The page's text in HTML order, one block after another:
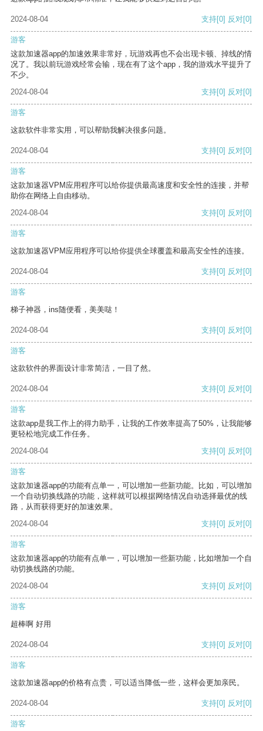
2024-08-04 支持[0] 反对[0]
游客
这款加速器app的加速效果非常好，玩游戏再也不会出现卡顿、掉线的情
况了。我以前玩游戏经常会输，现在有了这个app，我的游戏水平提升了
不少。
2024-08-04
支持[0] 反对[0]
游客
这款软件非常实用，可以帮助我解决很多问题。
2024-08-04 支持[0] 反对[0]
游客
这款加速器VPM应用程序可以给你提供最高速度和安全性的连接，并帮
助你在网络上自由移动。
2024-08-04
支持[0] 反对[0]
游客
这款加速器VPM应用程序可以给你提供全球覆盖和最高安全性的连接。
2024-08-04 支持[0] 反对[0]
游客
梯子神器，ins随便看，美美哒！
2024-08-04 支持[0] 反对[0]
游客
这款软件的界面设计非常简洁，一目了然。
2024-08-04 支持[0] 反对[0]
游客
这款app是我工作上的得力助手，让我的工作效率提高了50%，让我能够
更轻松地完成工作任务。
2024-08-04
支持[0] 反对[0]
游客
这款加速器app的功能有点单一，可以增加一些新功能。比如，可以增加
一个自动切换线路的功能，这样就可以根据网络情况自动选择最优的线
路，从而获得更好的加速效果。
2024-08-04
支持[0] 反对[0]
游客
这款加速器app的功能有点单一，可以增加一些新功能，比如增加一个自
动切换线路的功能。
2024-08-04
支持[0] 反对[0]
游客
超棒啊 好用
2024-08-04 支持[0] 反对[0]
游客
这款加速器app的价格有点贵，可以适当降低一些，这样会更加亲民。
2024-08-04 支持[0] 反对[0]
游客